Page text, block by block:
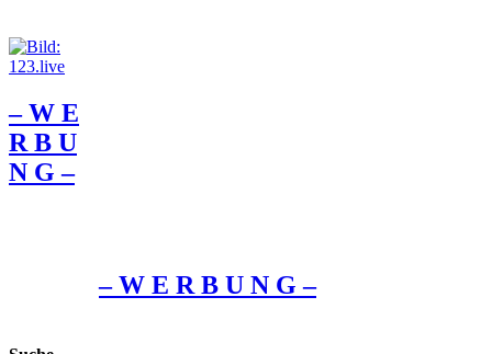
– W Ε
R Β U
Ν G –
– W Ε R Β U Ν G –